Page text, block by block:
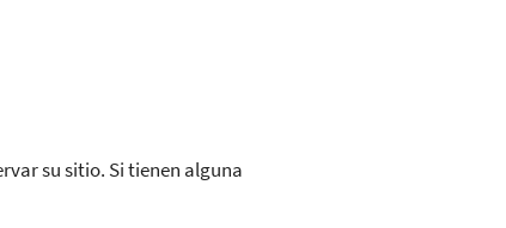
su sitio. Si tienen alguna